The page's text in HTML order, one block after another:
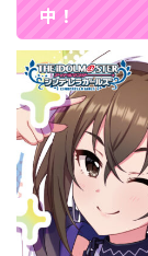
中！